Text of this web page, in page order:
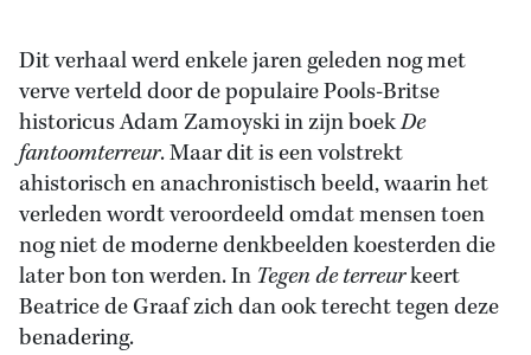
Dit verhaal werd enkele jaren geleden nog met
verve verteld door de populaire Pools-Britse
historicus Adam Zamoyski in zijn boekDe
fantoomterreur. Maar dit is een volstrekt
ahistorisch en anachronistisch beeld, waarin het
verleden wordt veroordeeld omdat mensen toen
nog niet de moderne denkbeelden koesterden die
later bon ton werden. InTegen de terreurkeert
Beatrice de Graaf zich dan ook terecht tegen deze
benadering.